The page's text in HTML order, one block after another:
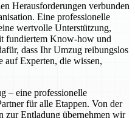
Herausforderungen verbunden
Eine professionelle
wertvolle Unterstützung,
fundiertem Know-how und
dass Ihr Umzug reibungslos
auf Experten, die wissen,
– eine professionelle
für alle Etappen. Von der
zur Entladung übernehmen wir